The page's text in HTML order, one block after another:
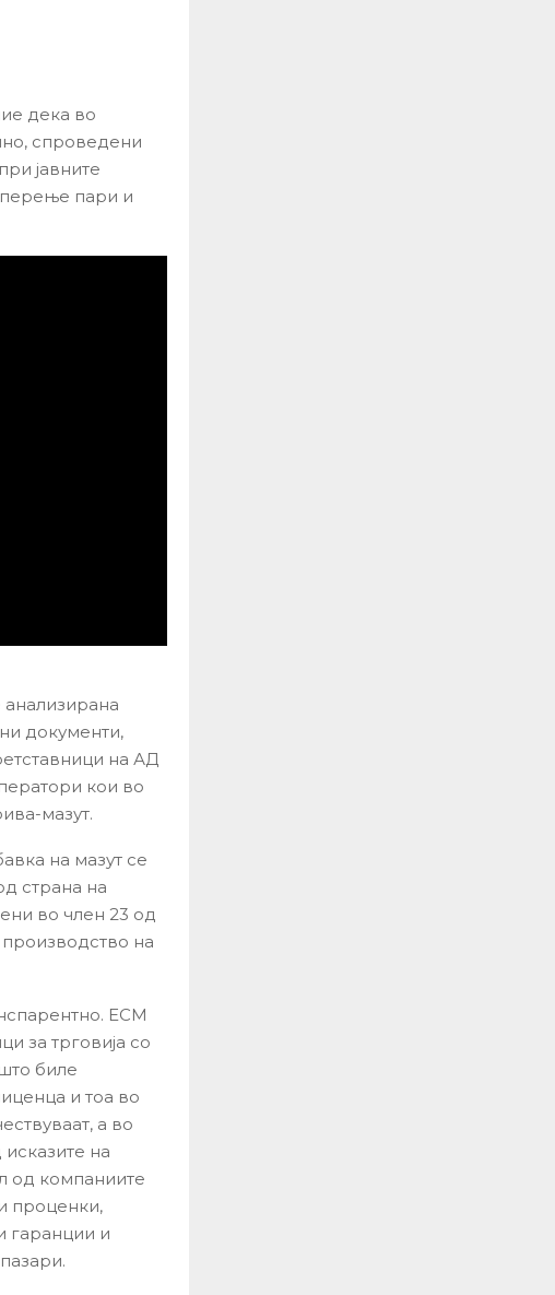
дека во
спроведени
јавните
перење пари и
документи,
на АД
кои во
мазут.
на мазут се
страна на
во член 23 од
на
ЕСМ
за трговија со
биле
и тоа во
а во
на
од компаниите
проценки,
гаранции и